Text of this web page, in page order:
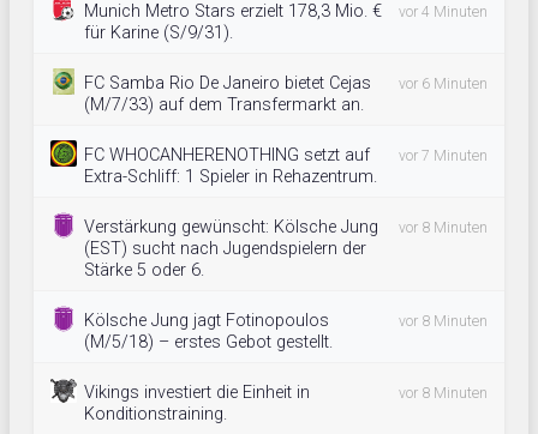
Munich Metro Stars erzielt 178,3 Mio. €
für Karine (S/9/31).
vor 4 Minuten
FC Samba Rio De Janeiro bietet Cejas
(M/7/33) auf dem Transfermarkt an.
vor 6 Minuten
FC WHOCANHERENOTHING setzt auf
Extra-Schliff: 1 Spieler in Rehazentrum.
vor 7 Minuten
Verstärkung gewünscht: Kölsche Jung
(EST) sucht nach Jugendspielern der
Stärke 5 oder 6.
vor 8 Minuten
Kölsche Jung jagt Fotinopoulos
(M/5/18) – erstes Gebot gestellt.
vor 8 Minuten
Vikings investiert die Einheit in
Konditionstraining.
vor 8 Minuten